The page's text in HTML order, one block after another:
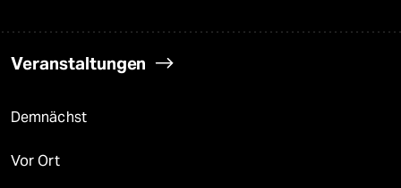
Veranstaltungen
Demnächst
Vor Ort